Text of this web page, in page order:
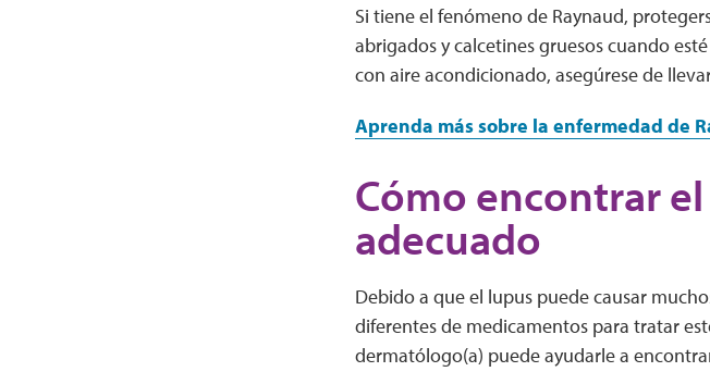
Si tiene el fenómeno de Raynaud,
abrigados y calcetines gruesos cuando
con aire acondicionado, asegúrese de
Aprenda más sobre la enfermedad de
Cómo encontrar
adecuado
Debido a que el lupus puede causar
diferentes de medicamentos para tratar
dermatólogo(a) puede ayudarle a